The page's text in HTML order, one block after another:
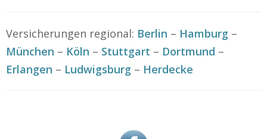
Versicherungen regional: Berlin – Hamburg –
München – Köln – Stuttgart – Dortmund –
Erlangen – Ludwigsburg – Herdecke